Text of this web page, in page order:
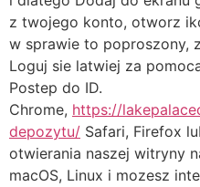
z twojego konto, otworz
w sprawie to poproszony,
Loguj sie latwiej za
Postep do ID.
Chrome, https://
depozytu/ Safari, Firefox
otwierania naszej witryny
macOS, Linux i mozesz